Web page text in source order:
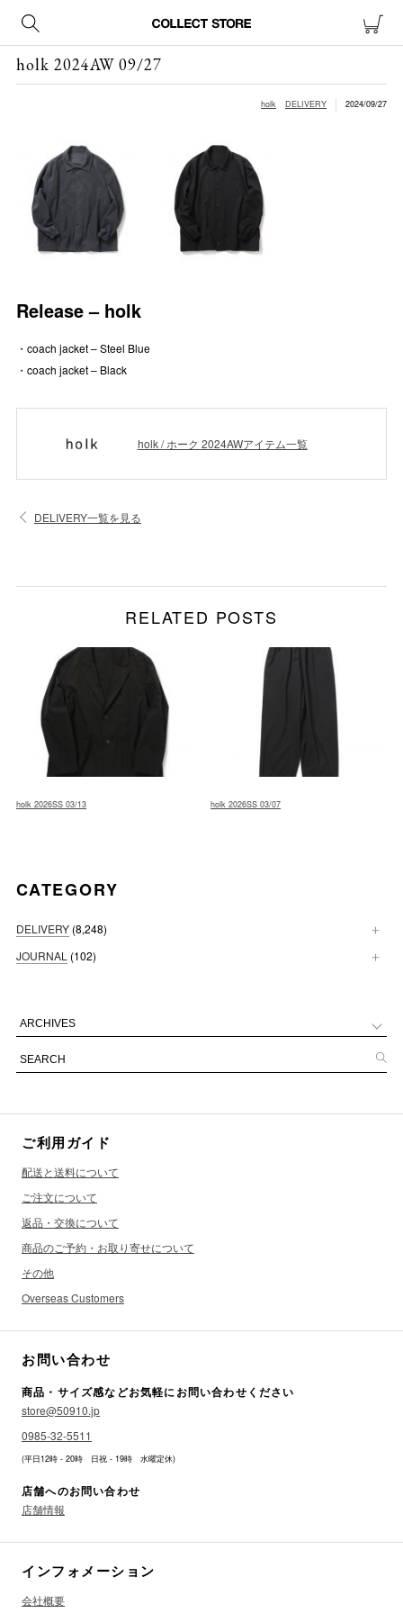
holk 2024AW 09/27
holk DELIVERY 2024/09/27
Release – holk
・coach jacket – Steel Blue
・coach jacket – Black
holk / ホーク 2024AWアイテム一覧
DELIVERY一覧を見る
RELATED POSTS
holk 2026SS 03/13 holk 2026SS 03/07
CATEGORY
DELIVERY (8,248)
JOURNAL (102)
ご利用ガイド
配送と送料について
ご注文について
返品・交換について
商品のご予約・お取り寄せについて
その他
Overseas Customers
お問い合わせ
商品・サイズ感などお気軽にお問い合わせください
store@50910.jp
0985-32-5511
(平日12時 - 20時 日祝 - 19時 水曜定休)
店舗へのお問い合わせ
店舗情報
インフォメーション
会社概要